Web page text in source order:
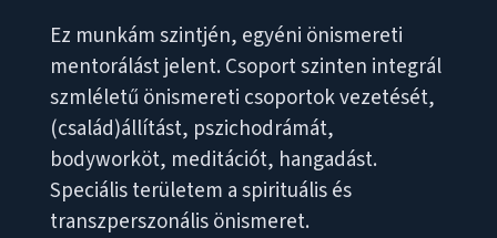
Ez munkám szintjén, egyéni önismereti
mentorálást jelent. Csoport szinten integrál
szmléletű önismereti csoportok vezetését,
(család)állítást, pszichodrámát,
bodyworköt, meditációt, hangadást.
Speciális területem a spirituális és
transzperszonális önismeret.